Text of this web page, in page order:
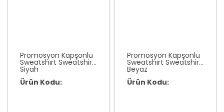
Promosyon Kapşonlu
Sweatshırt Sweatshirt
Siyah
Ürün Kodu:
Promosyon Kapşonlu
Sweatshırt Sweatshirt
Beyaz
Ürün Kodu: